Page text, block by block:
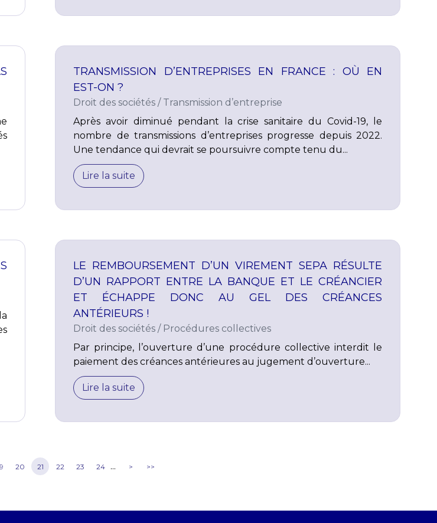
TRANSMISSION D’ENTREPRISES EN FRANCE : OÙ EN
EST-ON ?
Droit des sociétés / Transmission d’entreprise
Après avoir diminué pendant la crise sanitaire du Covid-19, le
nombre de transmissions d’entreprises progresse depuis 2022.
Une tendance qui devrait se poursuivre compte tenu du...
Lire la suite
LE REMBOURSEMENT D’UN VIREMENT SEPA RÉSULTE
D’UN RAPPORT ENTRE LA BANQUE ET LE CRÉANCIER
ET ÉCHAPPE DONC AU GEL DES CRÉANCES
ANTÉRIEURS !
Droit des sociétés / Procédures collectives
Par principe, l’ouverture d’une procédure collective interdit le
paiement des créances antérieures au jugement d’ouverture...
Lire la suite
20 21 22 23 24 ... > >>